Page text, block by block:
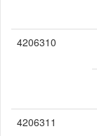
4206310
4206311